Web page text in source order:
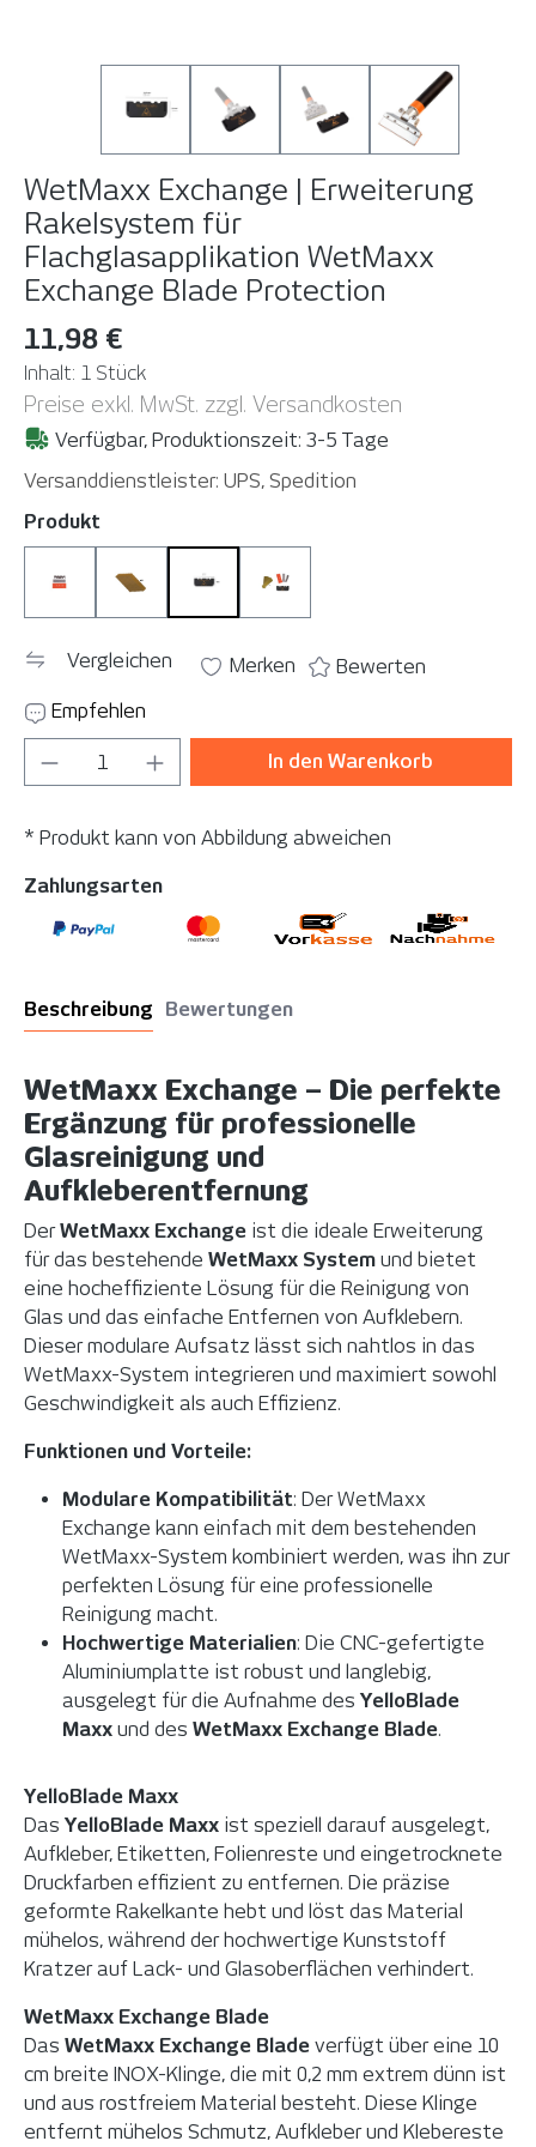
WetMaxx Exchange | Erweiterung
Rakelsystem für
Flachglasapplikation WetMaxx
Exchange Blade Protection
11,98 €
Inhalt: 1 Stück
Preise exkl. MwSt. zzgl. Versandkosten
Verfügbar, Produktionszeit: 3-5 Tage
Versanddienstleister: UPS, Spedition
Produkt
WetMaxx Exchange
WetMaxx Exchange Blade 10er
WetMaxx Exchange Blade
WetMaxx Exchange Set
Vergleichen Merken
Bewerten
Empfehlen
Produkt Anzahl: Gib den gewünschten
In den Warenkorb
* Produkt kann von Abbildung abweichen
Zahlungsarten
Beschreibung Bewertungen
WetMaxx Exchange – Die perfekte
Ergänzung für professionelle
Glasreinigung und
Aufkleberentfernung
DerWetMaxx Exchange ist die ideale Erweiterung
für das bestehende WetMaxx System und bietet
eine hocheffiziente Lösung für die Reinigung von
Glas und das einfache Entfernen von Aufklebern.
Dieser modulare Aufsatz lässt sich nahtlos in das
WetMaxx-System integrieren und maximiert sowohl
Geschwindigkeit als auch Effizienz.
Funktionen und Vorteile:
Modulare Kompatibilität: Der WetMaxx
Exchange kann einfach mit dem bestehenden
WetMaxx-System kombiniert werden, was ihn zur
perfekten Lösung für eine professionelle
Reinigung macht.
Hochwertige Materialien: Die CNC-gefertigte
Aluminiumplatte ist robust und langlebig,
ausgelegt für die Aufnahme des YelloBlade
Maxx und des WetMaxx Exchange Blade.
YelloBlade Maxx
Das YelloBlade Maxx ist speziell darauf ausgelegt,
Aufkleber, Etiketten, Folienreste und eingetrocknete
Druckfarben effizient zu entfernen. Die präzise
geformte Rakelkante hebt und löst das Material
mühelos, während der hochwertige Kunststoff
Kratzer auf Lack- und Glasoberflächen verhindert.
WetMaxx Exchange Blade
Das WetMaxx Exchange Blade verfügt über eine 10
cm breite INOX-Klinge, die mit 0,2 mm extrem dünn ist
und aus rostfreiem Material besteht. Diese Klinge
entfernt mühelos Schmutz, Aufkleber und Klebereste